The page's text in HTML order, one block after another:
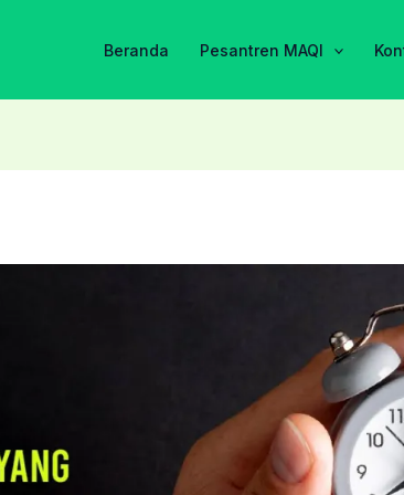
Beranda Pesantren MAQI